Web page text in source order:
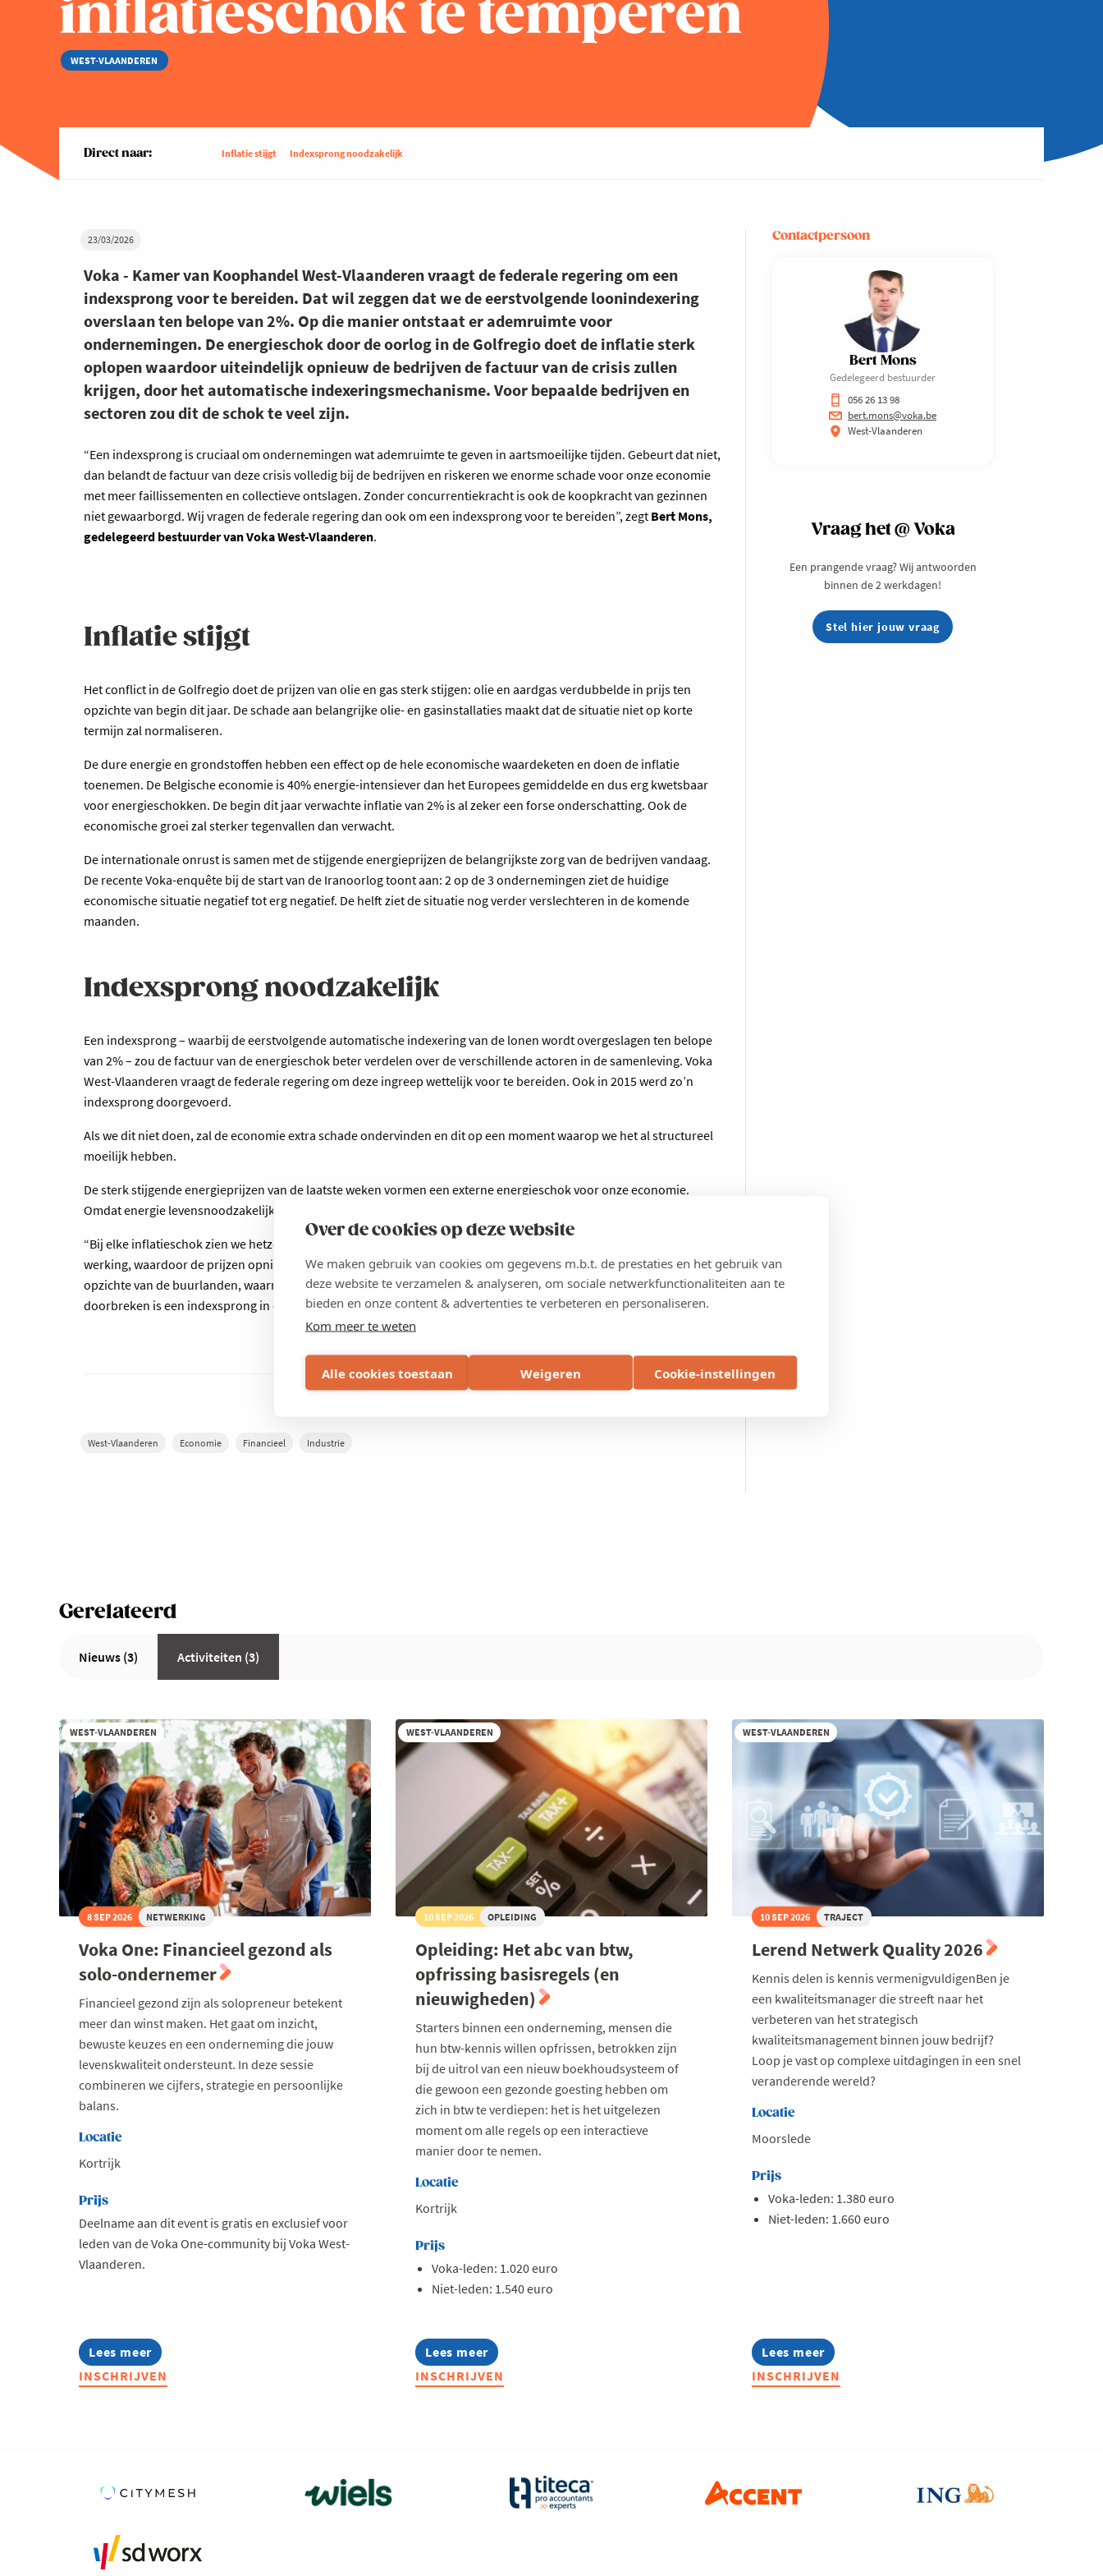
Over de cookies op deze website
We maken gebruik van cookies om gegevens m.b.t. de prestaties en het gebruik van
deze website te verzamelen & analyseren, om sociale netwerkfunctionaliteiten aan te
bieden en onze content & advertenties te verbeteren en personaliseren.
Kom meer te weten
Alle cookies toestaan Weigeren Cookie-instellingen
inflatieschok te temperen
WEST-VLAANDEREN
Direct naar: Inflatie stijgt Indexsprong noodzakelijk
23/03/2026
Voka - Kamer van Koophandel West-Vlaanderen vraagt de federale regering om een
indexsprong voor te bereiden. Dat wil zeggen dat we de eerstvolgende loonindexering
overslaan ten belope van 2%. Op die manier ontstaat er ademruimte voor
ondernemingen. De energieschok door de oorlog in de Golfregio doet de inflatie sterk
oplopen waardoor uiteindelijk opnieuw de bedrijven de factuur van de crisis zullen
krijgen, door het automatische indexeringsmechanisme. Voor bepaalde bedrijven en
sectoren zou dit de schok te veel zijn.
“Een indexsprong is cruciaal om ondernemingen wat ademruimte te geven in aartsmoeilijke tijden. Gebeurt dat niet,
dan belandt de factuur van deze crisis volledig bij de bedrijven en riskeren we enorme schade voor onze economie
met meer faillissementen en collectieve ontslagen. Zonder concurrentiekracht is ook de koopkracht van gezinnen
niet gewaarborgd. Wij vragen de federale regering dan ook om een indexsprong voor te bereiden”, zegt Bert Mons,
gedelegeerd bestuurder van Voka West-Vlaanderen.
Inflatie stijgt
Het conflict in de Golfregio doet de prijzen van olie en gas sterk stijgen: olie en aardgas verdubbelde in prijs ten
opzichte van begin dit jaar. De schade aan belangrijke olie- en gasinstallaties maakt dat de situatie niet op korte
termijn zal normaliseren.
De dure energie en grondstoffen hebben een effect op de hele economische waardeketen en doen de inflatie
toenemen. De Belgische economie is 40% energie-intensiever dan het Europees gemiddelde en dus erg kwetsbaar
voor energieschokken. De begin dit jaar verwachte inflatie van 2% is al zeker een forse onderschatting. Ook de
economische groei zal sterker tegenvallen dan verwacht.
De internationale onrust is samen met de stijgende energieprijzen de belangrijkste zorg van de bedrijven vandaag.
De recente Voka-enquête bij de start van de Iranoorlog toont aan: 2 op de 3 ondernemingen ziet de huidige
economische situatie negatief tot erg negatief. De helft ziet de situatie nog verder verslechteren in de komende
maanden.
Indexsprong noodzakelijk
Een indexsprong – waarbij de eerstvolgende automatische indexering van de lonen wordt overgeslagen ten belope
van 2% – zou de factuur van de energieschok beter verdelen over de verschillende actoren in de samenleving. Voka
West-Vlaanderen vraagt de federale regering om deze ingreep wettelijk voor te bereiden. Ook in 2015 werd zo’n
indexsprong doorgevoerd.
Als we dit niet doen, zal de economie extra schade ondervinden en dit op een moment waarop we het al structureel
moeilijk hebben.
De sterk stijgende energieprijzen van de laatste weken vormen een externe energieschok voor onze economie.
Omdat energie levensnoodzakelijk is voor de economie valt aan een inflatieschok niet te ontsnappen.
“Bij elke inflatieschok zien we hetzelfde patroon: de inflatie neemt toe en de automatische loonindexering treedt in
werking, waardoor de prijzen opnieuw stijgen. Dit leidt tot het verder oplopen van de loonkostenhandicap ten
opzichte van de buurlanden, waarna een periode van loonmatiging volgt. Om die nefaste loon-prijsspiraal te
doorbreken is een indexsprong in deze uitzonderlijke tijden verantwoord”, besluit Bert Mons.
Deel
West-Vlaanderen Economie Financieel Industrie
Contactpersoon
Bert Mons
Gedelegeerd bestuurder
056 26 13 98
bert.mons@voka.be
West-Vlaanderen
Vraag het @ Voka
Een prangende vraag? Wij antwoorden
binnen de 2 werkdagen!
Stel hier jouw vraag
Gerelateerd
Nieuws (3) Activiteiten (3)
WEST-VLAANDEREN
8 SEP 2026 NETWERKING
Voka One: Financieel gezond als
solo-ondernemer
Financieel gezond zijn als solopreneur betekent
meer dan winst maken. Het gaat om inzicht,
bewuste keuzes en een onderneming die jouw
levenskwaliteit ondersteunt. In deze sessie
combineren we cijfers, strategie en persoonlijke
balans.
Locatie
Kortrijk
Prijs
Deelname aan dit event is gratis en exclusief voor
leden van de Voka One-community bij Voka West-
Vlaanderen.
Lees meer
about
Voka
One:
INSCHRIJVEN
WEST-VLAANDEREN
10 SEP 2026 OPLEIDING
Opleiding: Het abc van btw,
opfrissing basisregels (en
nieuwigheden)
Starters binnen een onderneming, mensen die
hun btw-kennis willen opfrissen, betrokken zijn
bij de uitrol van een nieuw boekhoudsysteem of
die gewoon een gezonde goesting hebben om
zich in btw te verdiepen: het is het uitgelezen
moment om alle regels op een interactieve
manier door te nemen.
Locatie
Kortrijk
Prijs
Voka-leden: 1.020 euro
Niet-leden: 1.540 euro
Lees meer
about
Opleiding:
Het
nieuwigheden)
INSCHRIJVEN
WEST-VLAANDEREN
10 SEP 2026 TRAJECT
Lerend Netwerk Quality 2026
Kennis delen is kennis vermenigvuldigenBen je
een kwaliteitsmanager die streeft naar het
verbeteren van het strategisch
kwaliteitsmanagement binnen jouw bedrijf?
Loop je vast op complexe uitdagingen in een snel
veranderende wereld?
Locatie
Moorslede
Prijs
Voka-leden: 1.380 euro
Niet-leden: 1.660 euro
Lees meer
about
Lerend
Netwerk
INSCHRIJVEN